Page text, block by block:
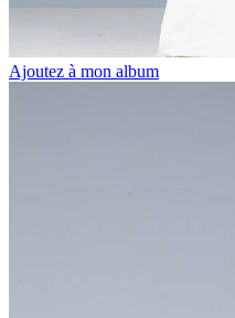
Ajoutez à mon album